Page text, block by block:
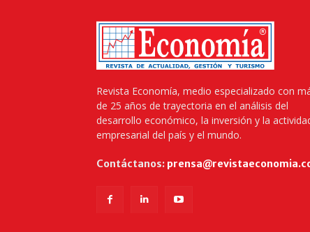
Revista Economía, medio especializado con
de 25 años de trayectoria en el análisis del
desarrollo económico, la inversión y la
empresarial del país y el mundo.
Contáctanos: